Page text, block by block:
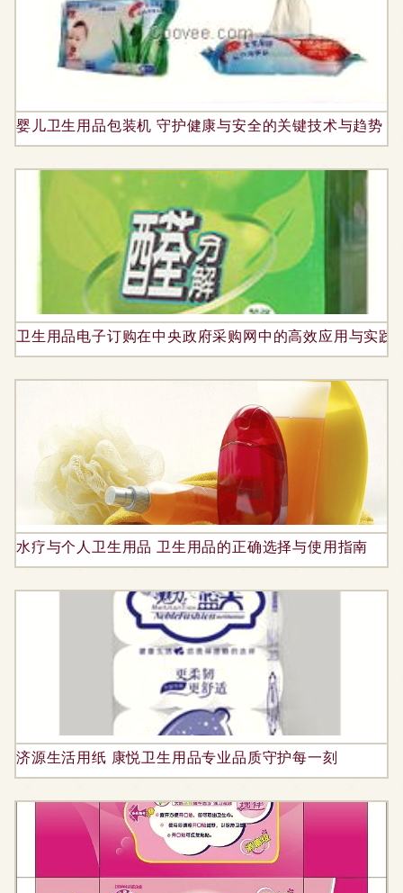
婴儿卫生用品包装机 守护健康与安全的关键技术与趋势
卫生用品电子订购在中央政府采购网中的高效应用与实践
水疗与个人卫生用品 卫生用品的正确选择与使用指南
济源生活用纸 康悦卫生用品专业品质守护每一刻